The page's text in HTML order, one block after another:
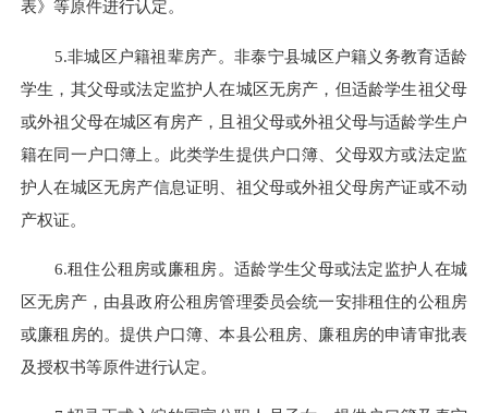
表》等原件进行认定。
5.非城区户籍祖辈房产。非泰宁县城区户籍义务教育适龄
学生，其父母或法定监护人在城区无房产，但适龄学生祖父母
或外祖父母在城区有房产，且祖父母或外祖父母与适龄学生户
籍在同一户口簿上。此类学生提供户口簿、父母双方或法定监
护人在城区无房产信息证明、祖父母或外祖父母房产证或不动
产权证。
6.租住公租房或廉租房。适龄学生父母或法定监护人在城
区无房产，由县政府公租房管理委员会统一安排租住的公租房
或廉租房的。提供户口簿、本县公租房、廉租房的申请审批表
及授权书等原件进行认定。